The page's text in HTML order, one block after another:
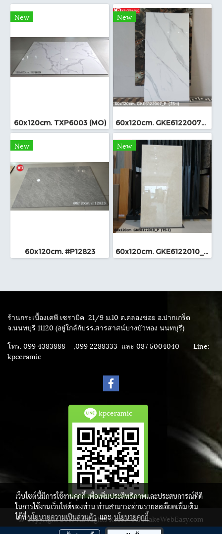
New
60x120cm. TXP6003 (MO)
New
60x120cm. GKE6122007_P (TS-I)
New
60x120cm. #P12823
New
60x120cm. GKE6122010_P (TS-I)
ร้านกระเบื้องเคพี เซรามิค 21/9 ม.10 ต.คลองข่อย อ.ปากเกร็ด
จ.นนทบุรี 11120 (อยู่ใกล้กับรร.สารสาสน์บางบัวทอง นนทบุรี)
โทร. 099 4383888 ,099 2288333 และ 087 5004040 Line:
kpceramic
kpceramic
© Copyright 2015 All Rights Reserved. MakeWebEasy.com
เว็บไซต์นี้มีการใช้งานคุกกี้ เพื่อเพิ่มประสิทธิภาพและประสบการณ์ที่ดี
ในการใช้งานเว็บไซต์ของท่าน ท่านสามารถอ่านรายละเอียดเพิ่มเติม
ได้ที่นโยบายความเป็นส่วนตัวและนโยบายคุกกี้